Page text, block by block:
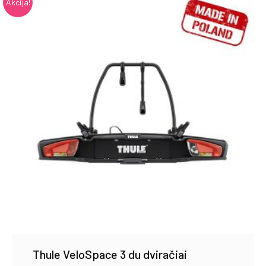
Thule VeloSpace 3 du dviračiai